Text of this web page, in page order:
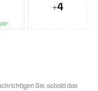
+4
Sie, sobald das